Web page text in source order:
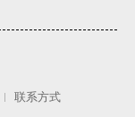
联系方式